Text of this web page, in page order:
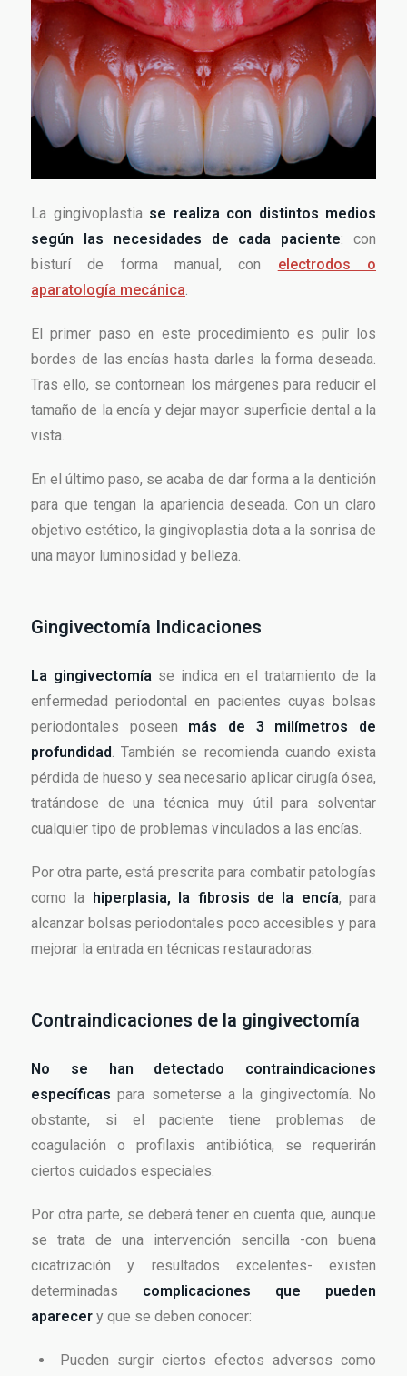
La gingivoplastia se realiza con distintos medios
según las necesidades de cada paciente: con
bisturí de forma manual, con electrodos o
aparatología mecánica.
El primer paso en este procedimiento es pulir los
bordes de las encías hasta darles la forma deseada.
Tras ello, se contornean los márgenes para reducir el
tamaño de la encía y dejar mayor superficie dental a la
vista.
En el último paso, se acaba de dar forma a la dentición
para que tengan la apariencia deseada. Con un claro
objetivo estético, la gingivoplastia dota a la sonrisa de
una mayor luminosidad y belleza.
Gingivectomía Indicaciones
La gingivectomía se indica en el tratamiento de la
enfermedad periodontal en pacientes cuyas bolsas
periodontales poseen más de 3 milímetros de
profundidad. También se recomienda cuando exista
pérdida de hueso y sea necesario aplicar cirugía ósea,
tratándose de una técnica muy útil para solventar
cualquier tipo de problemas vinculados a las encías.
Por otra parte, está prescrita para combatir patologías
como la hiperplasia, la fibrosis de la encía, para
alcanzar bolsas periodontales poco accesibles y para
mejorar la entrada en técnicas restauradoras.
Contraindicaciones de la gingivectomía
No se han detectado contraindicaciones
específicas para someterse a la gingivectomía. No
obstante, si el paciente tiene problemas de
coagulación o profilaxis antibiótica, se requerirán
ciertos cuidados especiales.
Por otra parte, se deberá tener en cuenta que, aunque
se trata de una intervención sencilla -con buena
cicatrización y resultados excelentes- existen
determinadas complicaciones que pueden
aparecer y que se deben conocer:
Pueden surgir ciertos efectos adversos como